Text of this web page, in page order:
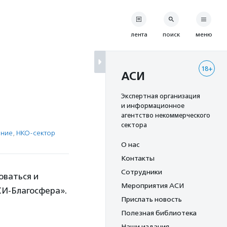
, НКО-сектор
и
Благосфера».
лента поиск меню
18+
АСИ
Экспертная организация
и информационное
агентство некоммерческого
сектора
О нас
Контакты
Сотрудники
Мероприятия АСИ
Прислать новость
Полезная библиотека